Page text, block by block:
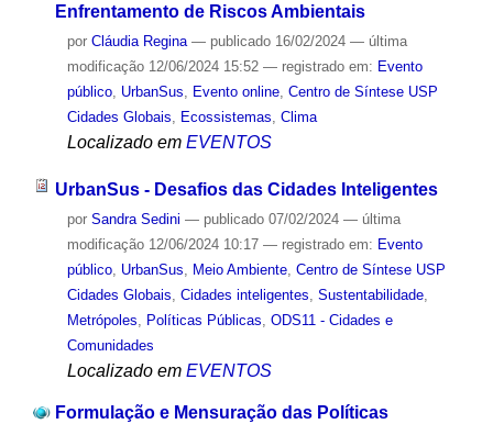
Enfrentamento de Riscos Ambientais
por Cláudia Regina — publicado16/02/2024 — última
modificação12/06/2024 15:52 — registrado em: Evento
público, UrbanSus, Evento online, Centro de Síntese USP
Cidades Globais, Ecossistemas, Clima
Localizado em EVENTOS
UrbanSus - Desafios das Cidades Inteligentes
por Sandra Sedini — publicado07/02/2024 — última
modificação12/06/2024 10:17 — registrado em: Evento
público, UrbanSus Meio Ambiente, Centro de Síntese USP
Cidades Globais Cidades inteligentes Sustentabilidade,
Metrópoles
Políticas Públicas ODS11 - Cidades e
Comunidades
Localizado em EVENTOS
Formulação e Mensuração das Políticas